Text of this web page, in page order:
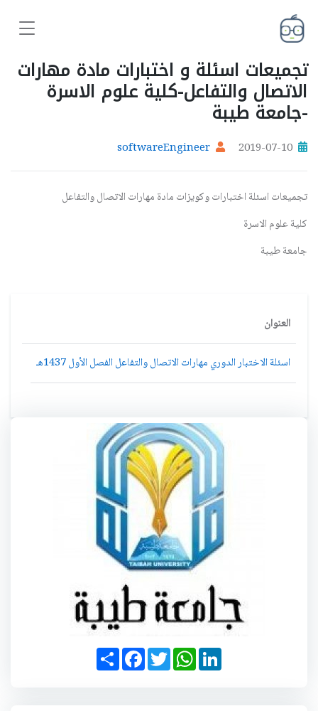
تجميعات اسئلة و اختبارات مادة مهارات
الاتصال والتفاعل-كلية علوم الاسرة
-جامعة طيبة
2019-07-10
softwareEngineer
تجميعات اسئلة اختبارات وكويزات مادة مهارات الاتصال والتفاعل
كلية علوم الاسرة
جامعة طيبة
العنوان
اسئلة الاختبار الدوري مهارات الاتصال والتفاعل الفصل الأول 1437هـ
S
h
a
F
a
c
T
w
i
W
h
a
L
i
n